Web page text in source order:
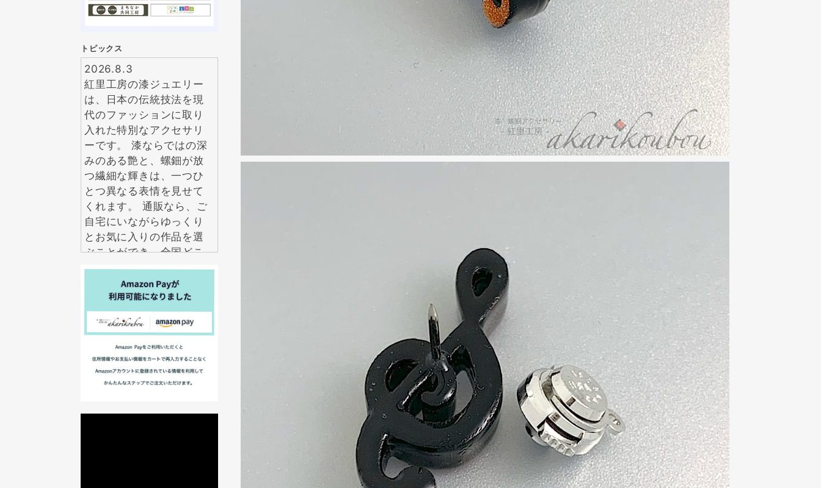
トピックス
2026.8.3
紅里工房の漆ジュエリー
は、日本の伝統技法を現
代のファッションに取り
入れた特別なアクセサリ
ーです。 漆ならではの深
みのある艶と、螺鈿が放
つ繊細な輝きは、一つひ
とつ異なる表情を見せて
くれます。 通販なら、ご
自宅にいながらゆっくり
とお気に入りの作品を選
ぶことができ、全国どこ
からでも気軽にお求めい
ただけます。
2026.7.29
アクセサリーは数多くあ
りますが、本当に長く大
切にしたいと思えるもの
は意外と多くありませ